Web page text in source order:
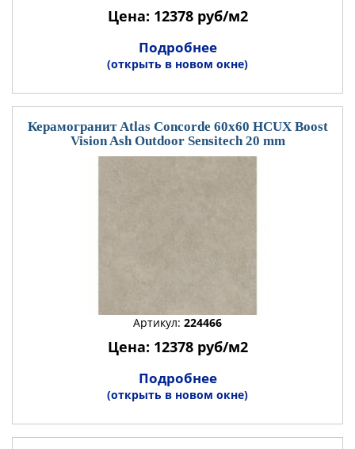
Цена: 12378 руб/м2
Подробнее
(открыть в новом окне)
Керамогранит Atlas Concorde 60x60 HCUX Boost
Vision Ash Outdoor Sensitech 20 mm
Артикул: 224466
Цена: 12378 руб/м2
Подробнее
(открыть в новом окне)